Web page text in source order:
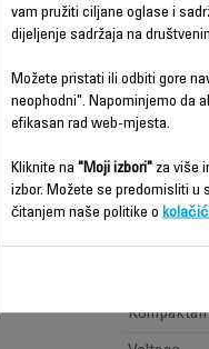
Jonski
Kompaktan
vam pružiti ciljane oglase i
dijeljenje sadržaja na
Možete pristati ili odbiti gore
neophodni". Napominjemo da
efikasan rad web-mjesta.
Kliknite na "Moji izbori" za više
izbor. Možete se predomisliti u
čitanjem naše politike o